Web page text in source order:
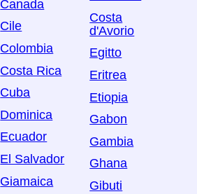
Canada
Cile
Colombia
Costa Rica
Cuba
Dominica
Ecuador
El Salvador
Giamaica
Costa
d'Avorio
Egitto
Eritrea
Etiopia
Gabon
Gambia
Ghana
Gibuti